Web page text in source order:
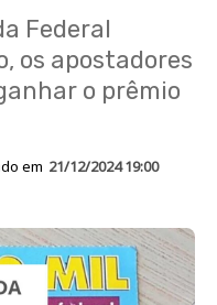
Federal
os apostadores
o prêmio
em 21/12/2024 19:00